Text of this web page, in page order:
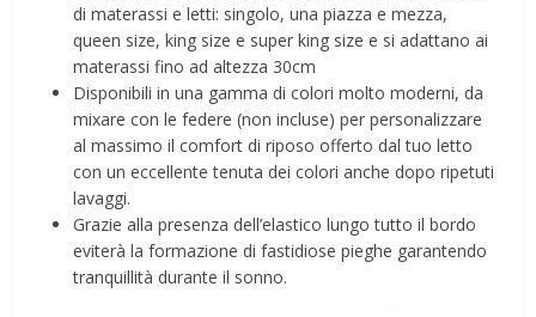
di materassi e letti: singolo, una piazza e mezza,
queen size, king size e super king size e si adattano ai
materassi fino ad altezza 30cm
Disponibili in una gamma di colori molto moderni, da
mixare con le federe (non incluse) per personalizzare
al massimo il comfort di riposo offerto dal tuo letto
con un eccellente tenuta dei colori anche dopo ripetuti
lavaggi.
Grazie alla presenza dell’elastico lungo tutto il bordo
eviterà la formazione di fastidiose pieghe garantendo
tranquillità durante il sonno.